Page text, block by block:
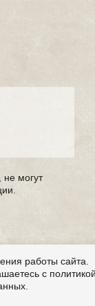
, не могут
работы сайта.
с